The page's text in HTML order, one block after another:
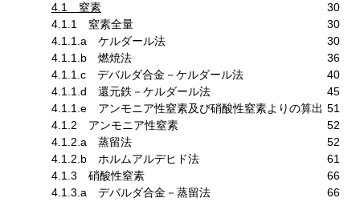
4.1 窒素
30
4.1.1 窒素全量
30
4.1.1.a ケルダール法
30
4.1.1.b 燃焼法
36
4.1.1.c デバルダ合金－ケルダール法
40
4.1.1.d 還元鉄－ケルダール法
45
4.1.1.e アンモニア性窒素及び硝酸性窒素よりの算出 51
4.1.2 アンモニア性窒素
52
4.1.2.a 蒸留法
52
4.1.2.b ホルムアルデヒド法
61
4.1.3 硝酸性窒素
66
4.1.3.a デバルダ合金－蒸留法
66